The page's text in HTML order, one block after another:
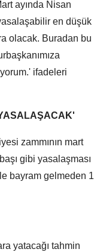
ayında Nisan
en düşük
olacak. Buradan bu
ifadeleri
zammının mart
gibi yasalaşması
bayram gelmeden 1
yatacağı tahmin